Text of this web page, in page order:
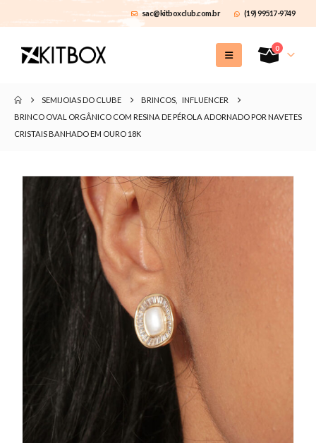
sac@kitboxclub.com.br (19) 99517-9749
0
SEMIJOIAS DO CLUBE BRINCOS
INFLUENCER
BRINCO OVAL ORGÂNICO COM RESINA DE PÉROLA ADORNADO POR NAVETES
CRISTAIS BANHADO EM OURO 18K